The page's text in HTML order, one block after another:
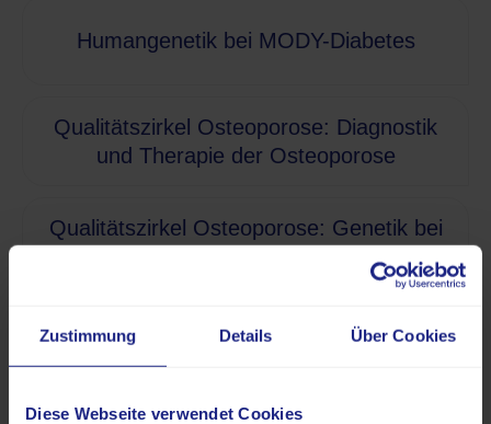
Zustimmung Details Über Cookies
Diese Webseite verwendet Cookies
Humangenetik bei MODY-Diabetes
Qualitätszirkel Osteoporose: Diagnostik
und Therapie der Osteoporose
Qualitätszirkel Osteoporose: Genetik bei
Qualitätszirkel Osteoporose: Neue Leitlinie
bei Therapien mit Teriparatid und